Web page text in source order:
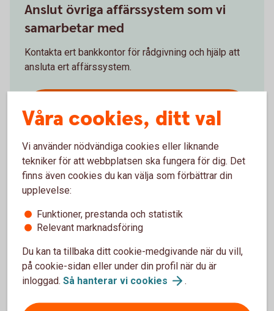
Anslut övriga affärssystem som vi
samarbetar med
Kontakta ert bankkontor för rådgivning och hjälp att
ansluta ert affärssystem.
ERP
ERP-system – merinformation
Våra cookies, ditt val
Vi använder nödvändiga cookies eller liknande
tekniker för att webbplatsen ska fungera för dig. Det
finns även cookies du kan välja som förbättrar din
upplevelse:
Funktioner, prestanda och statistik
Relevant marknadsföring
Du kan ta tillbaka ditt cookie-medgivande när du vill,
på cookie-sidan eller under din profil när du är
inloggad. Så hanterar vi cookies .